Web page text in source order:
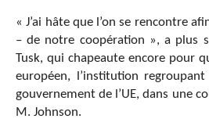
« J’ai hâte que l’on se rencontre
– de notre coopération », a plus
Tusk, qui chapeaute encore pour
européen, l’institution
gouvernement de l’UE, dans une
M. Johnson.